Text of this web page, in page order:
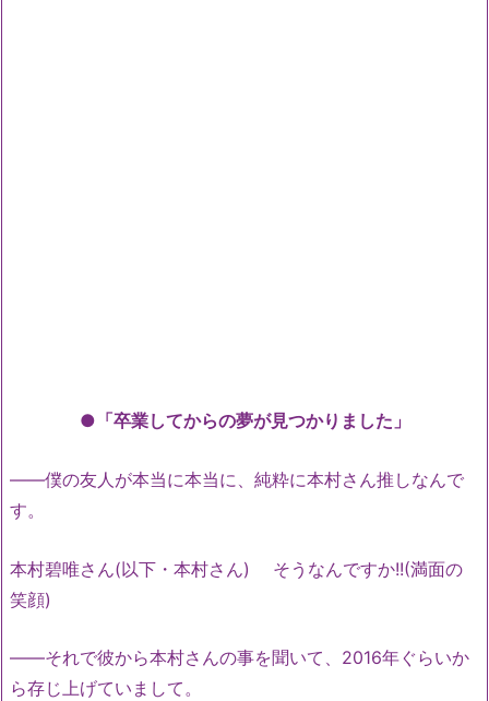
●「卒業してからの夢が見つかりました」
――僕の友人が本当に本当に、純粋に本村さん推しなんで
す。
本村碧唯さん(以下・本村さん) そうなんですか!!(満面の
笑顔)
――それで彼から本村さんの事を聞いて、2016年ぐらいか
ら存じ上げていまして。